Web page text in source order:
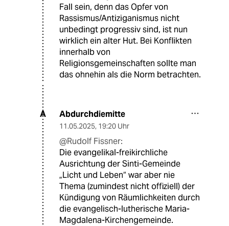
Fall sein, denn das Opfer von
Rassismus/Antiziganismus nicht
unbedingt progressiv sind, ist nun
wirklich ein alter Hut. Bei Konflikten
innerhalb von
Religionsgemeinschaften sollte man
das ohnehin als die Norm betrachten.
A Abdurchdiemitte
11.05.2025, 19:20 Uhr
@Rudolf Fissner:
Die evangelikal-freikirchliche
Ausrichtung der Sinti-Gemeinde
„Licht und Leben“ war aber nie
Thema (zumindest nicht offiziell) der
Kündigung von Räumlichkeiten durch
die evangelisch-lutherische Maria-
Magdalena-Kirchengemeinde.